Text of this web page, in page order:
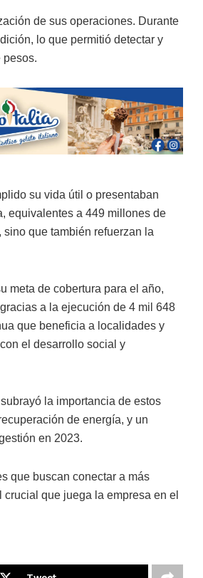
de sus operaciones. Durante
lo que permitió detectar y
pesos.
su vida útil o presentaban
equivalentes a 449 millones de
que también refuerzan la
meta de cobertura para el año,
a la ejecución de 4 mil 648
que beneficia a localidades y
el desarrollo social y
la importancia de estos
de energía, y un
en 2023.
que buscan conectar a más
que juega la empresa en el